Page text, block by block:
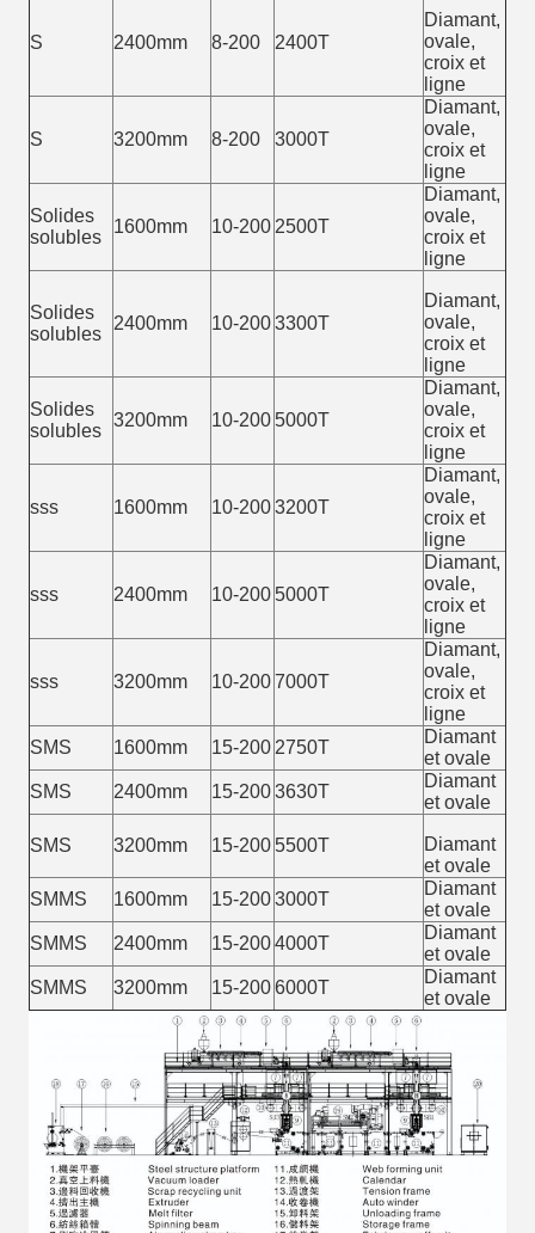
S 2400mm 8-200 2400T
Diamant,
ovale,
croix et
ligne
S 3200mm 8-200 3000T
Diamant,
ovale,
croix et
ligne
Solides
solubles
1600mm 10-200 2500T
Diamant,
ovale,
croix et
ligne
Solides
solubles
2400mm 10-2003300T
Diamant,
ovale,
croix et
ligne
Solides
solubles
3200mm 10-2005000T
Diamant,
ovale,
croix et
ligne
sss 1600mm 10-2003200T
Diamant,
ovale,
croix et
ligne
sss 2400mm 10-2005000T
Diamant,
ovale,
croix et
ligne
sss 3200mm 10-2007000T
Diamant,
ovale,
croix et
ligne
SMS
1600mm 15-200 2750T
Diamant
et ovale
SMS
2400mm 15-2003630T
Diamant
et ovale
SMS 3200mm 15-2005500T
Diamant
et ovale
SMMS
1600mm 15-2003000T
Diamant
et ovale
SMMS
2400mm 15-2004000T
Diamant
et ovale
SMMS
3200mm 15-2006000T
Diamant
et ovale